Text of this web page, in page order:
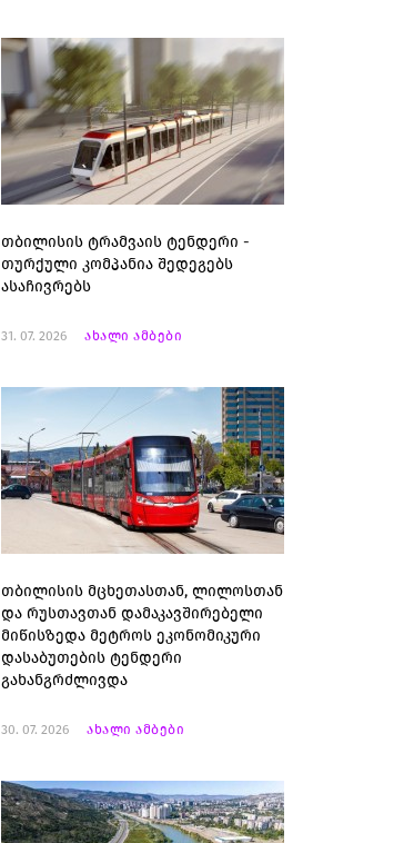
თბილისის ტრამვაის ტენდერი -
თურქული კომპანია შედეგებს
ასაჩივრებს
31. 07. 2026 ახალი ამბები
თბილისის მცხეთასთან, ლილოსთან
და რუსთავთან დამაკავშირებელი
მიწისზედა მეტროს ეკონომიკური
დასაბუთების ტენდერი
გახანგრძლივდა
30. 07. 2026 ახალი ამბები